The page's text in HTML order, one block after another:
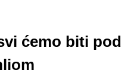
ćemo biti pod